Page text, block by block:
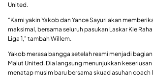
United.
“Kami yakin Yakob dan Yance Sayuri akan
maksimal, bersama seluruh pasukan Laskar Kie
Liga 1,” tambah Willem.
Yakob merasa bangga setelah resmi menjadi
Malut United. Dia langsung menunjukkan
menatap musim baru bersama skuad asuhan coach